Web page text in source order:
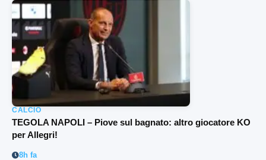
CALCIO
TEGOLA NAPOLI – Piove sul bagnato: altro giocatore KO
per Allegri!
8h fa